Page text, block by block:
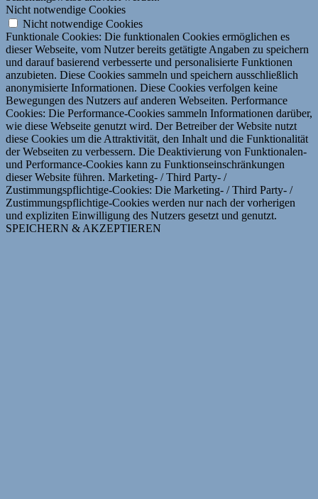
Nicht notwendige Cookies
Nicht notwendige Cookies
Funktionale Cookies: Die funktionalen Cookies ermöglichen es
dieser Webseite, vom Nutzer bereits getätigte Angaben zu speichern
und darauf basierend verbesserte und personalisierte Funktionen
anzubieten. Diese Cookies sammeln und speichern ausschließlich
anonymisierte Informationen. Diese Cookies verfolgen keine
Bewegungen des Nutzers auf anderen Webseiten. Performance
Cookies: Die Performance-Cookies sammeln Informationen darüber,
wie diese Webseite genutzt wird. Der Betreiber der Website nutzt
diese Cookies um die Attraktivität, den Inhalt und die Funktionalität
der Webseiten zu verbessern. Die Deaktivierung von Funktionalen-
und Performance-Cookies kann zu Funktionseinschränkungen
dieser Website führen. Marketing- / Third Party- /
Zustimmungspflichtige-Cookies: Die Marketing- / Third Party- /
Zustimmungspflichtige-Cookies werden nur nach der vorherigen
und expliziten Einwilligung des Nutzers gesetzt und genutzt.
SPEICHERN & AKZEPTIEREN